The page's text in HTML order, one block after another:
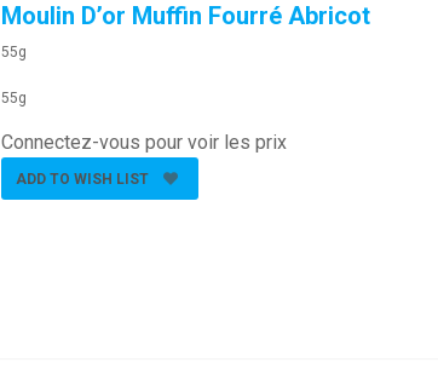
Moulin D’or Muffin Fourré Abricot
55g
55g
Connectez-vous pour voir les prix
ADD TO WISH LIST